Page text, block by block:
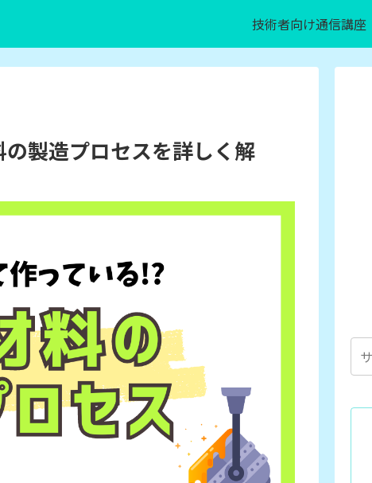
技術者向け通信講座
製造プロセスを詳しく解